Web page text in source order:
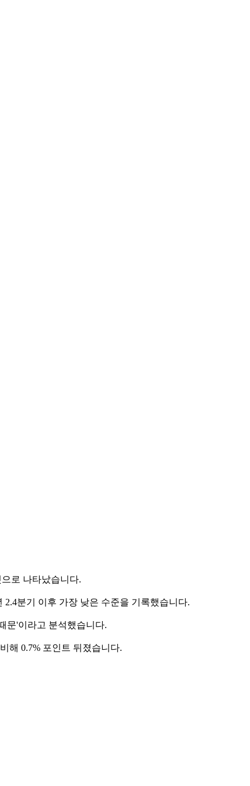
로 나타났습니다.
분기 이후 가장 낮은 수준을 기록했습니다.
문'이라고 분석했습니다.
해 0.7% 포인트 뒤졌습니다.